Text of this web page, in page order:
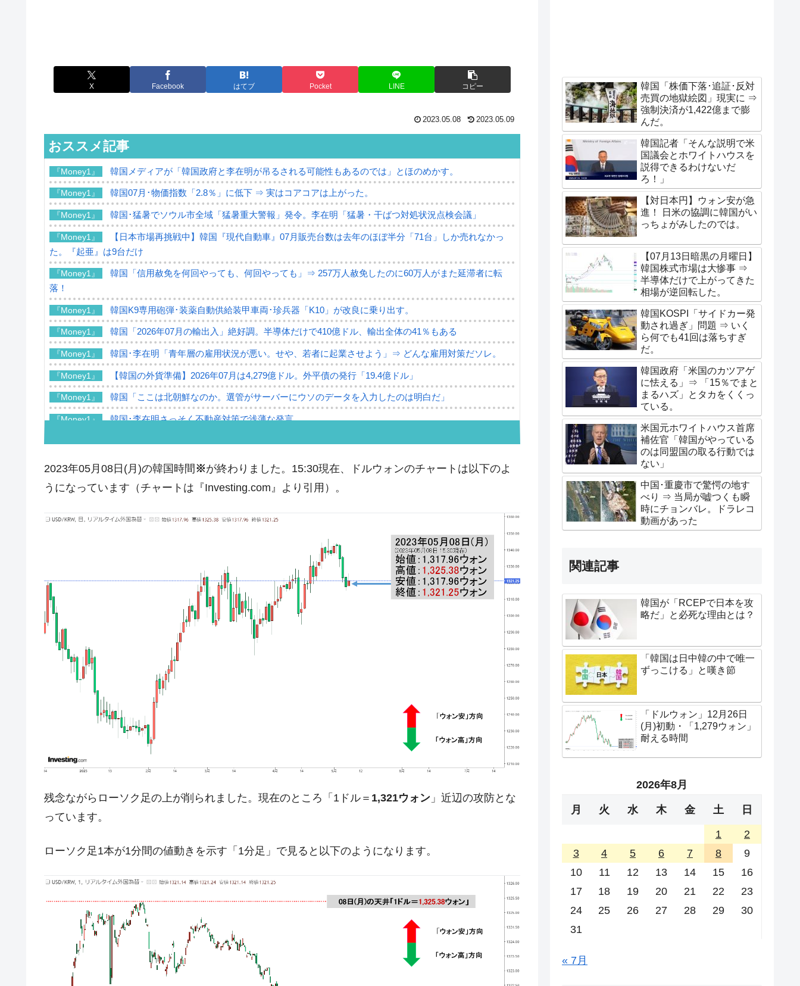
X Facebook はてブ Pocket LINE コピー
2023.05.08 2023.05.09
おススメ記事
『Money1』 韓国メディアが「韓国政府と李在明が吊るされる可能性もあるのでは」とほのめかす。
『Money1』 韓国07月･物価指数「2.8％」に低下 ⇒ 実はコアコアは上がった。
『Money1』 韓国･猛暑でソウル市全域「猛暑重大警報」発令。李在明「猛暑・干ばつ対処状況点検会議」
『Money1』
【日本市場再挑戦中】韓国『現代自動車』07月販売台数は去年のほぼ半分「71台」しか売れなかっ
た。『起亜』は9台だけ
『Money1』
韓国「信用赦免を何回やっても、何回やっても」⇒ 257万人赦免したのに60万人がまた延滞者に転
落！
『Money1』 韓国K9専用砲弾･装薬自動供給装甲車両･珍兵器「K10」が改良に乗り出す。
『Money1』 韓国「2026年07月の輸出入」絶好調。半導体だけで410億ドル、輸出全体の41％もある
『Money1』 韓国･李在明「青年層の雇用状況が悪い。せや、若者に起業させよう」⇒ どんな雇用対策だソレ。
『Money1』 【韓国の外貨準備】2026年07月は4,279億ドル。外平債の発行「19.4億ドル」
『Money1』 韓国「ここは北朝鮮なのか。選管がサーバーにウソのデータを入力したのは明白だ」
『Money1』 韓国･李在明さっそく不動産対策で浅薄な発言。
『Money1』 『韓国銀行』が「金の保有量を増やします」⇒「金を経由するドル入手」手段ではないのか？
『Money1』 韓国･外為取引量「1日当たり1,214.4億ドル」まで拡大 ⇒ 海外資金の動きに強く左右される状態
韓国･警察職員が「丸刈りになって抗議活動」
中国だけが鉄鋼輸出を異常増加させる ⇒ 中国の過剰生産が世界を蝕む。
『Money1』 韓国製造業「半導体絶好調」のウラで他業種は全般的「不調」⇒ PSIが示す現況は決して良くない。
『Money1』 【米韓激突案件】韓国消費者院が『クーパン』1人当たり賠償10万ウォンを認定 ⇒ 総額3兆7,000億
『Money1』 韓国で猛暑。南東部では干ばつ
『Money1』 韓国型イージス搭載の次世代駆逐艦「KDDX」1番艦、2032年竣工と公示
『Money1』 【対日本円】ウォン安が急進！ 日米の協調に韓国がいっちょがみしたのでは。
『Money1』
韓国政府『BYD』車への補助金を全廃 ⇒ 実は韓国で『BYD』車は売れている。6カ月で対前年同期比
在韓米国大使スティールが着韓！⇒ さっそく空港に詰めかけ「出て行け！」「極右勢力」のプラカー
ドを掲げる「在韓反米勢力」
『Money1』 韓国政府「2035年までに18.4GW規模のAIデータセンター整備」⇒ だから無理だってば。
『Money1』
『Money1』 韓国政府「ニセＫ-ブランドを通報しようキャンペーン」⇒ あの名物教授も登場！
『Money1』 韓国「橋が落ちました」⇒ 耐久性「なさすぎ」では。
『Money1』 韓国鉄鋼最大手『POSCO』ズブズブ沈む。営業利益80.2％も減少
『Money1』
米国下院「韓国の公務員個人をターゲットにぶん殴る法案」提出！⇒ クーパン問題は合衆国企業に対
する差別。許してはおかぬ
『Money1』 韓国ボンクラ政策室長･金容範、株価暴落に他人事のような発言。
『Money1』 韓国半導体『SKハイニックス』2026年2Qの業績「史上最高益」当期純利益は前年同期比13.4倍に。
2023年05月08日(月)の韓国時間 ※が終わりました。15:30現在、ドルウォンのチャートは以下のよ
うになっています（チャートは『Investing.com』より引用）。
残念ながらローソク足の上が削られました。現在のところ「1ドル＝ 1,321ウォン 」近辺の攻防とな
っています。
ローソク足1本が1分間の値動きを示す「1分足」で見ると以下のようになります。
韓国「株価下落･追証･反対
売買の地獄絵図」現実に ⇒
強制決済が1,422億まで膨
んだ。
韓国記者「そんな説明で米
国議会とホワイトハウスを
説得できるわけないだ
ろ！」
【対日本円】ウォン安が急
進！ 日米の協調に韓国がい
っちょがみしたのでは。
【07月13日暗黒の月曜日】
韓国株式市場は大惨事 ⇒
半導体だけで上がってきた
相場が逆回転した。
韓国KOSPI「サイドカー発
動され過ぎ」問題 ⇒ いく
ら何でも41回は落ちすぎ
だ。
韓国政府「米国のカツアゲ
に怯える」⇒ 「15％でまと
まるハズ」とタカをくくっ
ている。
米国元ホワイトハウス首席
補佐官「韓国がやっている
のは同盟国の取る行動では
ない」
中国･重慶市で驚愕の地す
べり ⇒ 当局が嘘つくも瞬
時にチョンバレ。ドラレコ
動画があった
関連記事
韓国が「RCEPで日本を攻
略だ」と必死な理由とは？
「韓国は日中韓の中で唯一
ずっこける」と嘆き節
「ドルウォン」12月26日
(月)初動・「1,279ウォン」
耐える時間
2026年8月
月 火 水 木 金 土 日
1
2
3
4 5 6 7 8
9
10
11 12 13 14 15
16
17
18 19 20 21 22
23
24
25 26 27 28 29
30
31
« 7月